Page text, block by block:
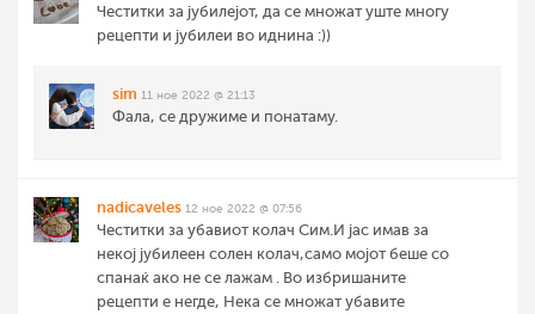
Честитки за јубилејот, да се множат уште многу
рецепти и јубилеи во иднина :))
sim 11 ное 2022 @ 21:13
Фала, се дружиме и понатаму.
nadicaveles 12 ное 2022 @ 07:56
Честитки за убавиот колач Сим.И јас имав за
некој јубилеен солен колач,само мојот беше со
спанаќ ако не се лажам . Во избришаните
рецепти е негде, Нека се множат убавите